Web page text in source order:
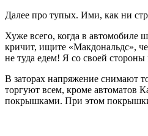
Далее про тупых. Ими, как ни
Хуже всего, когда в автомобиле
кричит, ищите «Макдональдс»,
не туда едем! Я со своей
В заторах напряжение снимают
торгуют всем, кроме автоматов
покрышками. При этом покрышки